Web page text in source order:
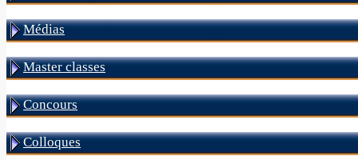
Médias
Master classes
Concours
Colloques